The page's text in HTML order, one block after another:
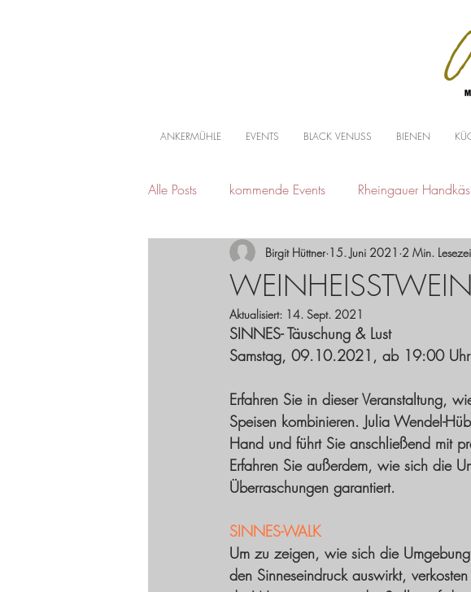
ANKERMÜHLE EVENTS BLACK VENUSS BIENEN
Alle Posts kommende Events Rheingauer
Mühlenfestival Birgit Hüttner 15. Juni 2021 2 Min.
Aktualisiert: 14. Sept. 2021
SINNES- Täuschung & Lust
Samstag, 09.10.2021, ab 19:00 Uhr
Erfahren Sie in dieser Veranstaltung,
Speisen kombinieren. Julia Wendel-
Hand und führt Sie anschließend mit
Erfahren Sie außerdem, wie sich die
Überraschungen garantiert.
SINNES-WALK
Um zu zeigen, wie sich die
den Sinneseindruck auswirkt,